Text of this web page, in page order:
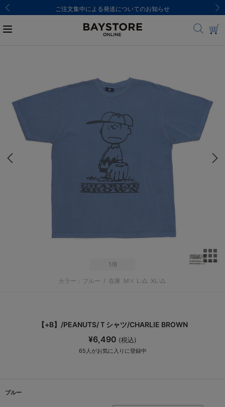
ご注文集中による発送についてのお知らせ
1 /8
カラー：ブルー / 在庫 M:☓ L:△ XL:△
【+B】/PEANUTS/Ｔシャツ/CHARLIE BROWN
¥6,490 (税込)
65 人がお気に入りに登録中
ブルー